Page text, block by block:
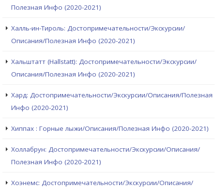
Полезная Инфо (2020-2021)
Халль-ин-Тироль: Достопримечательности/Экскурсии/
Описания/Полезная Инфо (2020-2021)
Хальштатт (Hallstatt): Достопримечательности/Экскурсии/
Описания/Полезная Инфо (2020-2021)
Хард: Достопримечательности/Экскурсии/Описания/Полезная
Инфо (2020-2021)
Хиппах : Горные лыжи/Описания/Полезная Инфо (2020-2021)
Холлабрун: Достопримечательности/Экскурсии/Описания/
Полезная Инфо (2020-2021)
Хоэнемс: Достопримечательности/Экскурсии/Описания/